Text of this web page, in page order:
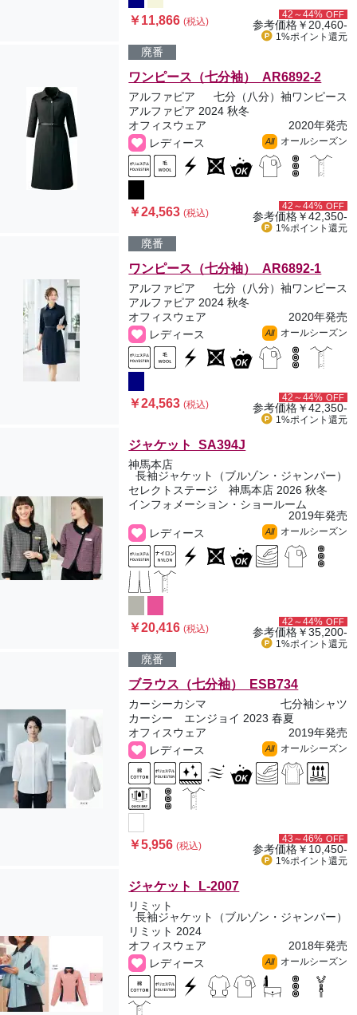
￥11,866(税込)
42～44% OFF
参考価格￥20,460-
1%ポイント 還元
廃番
ワンピース（七分袖） AR6892-2
アルファピア
七分（八分）袖ワンピース
アルファピア 2024 秋冬
オフィスウェア
2020年発売
レディース
All オールシーズン
￥24,563(税込)
42～44% OFF
参考価格￥42,350-
1%ポイント 還元
廃番
ワンピース（七分袖） AR6892-1
アルファピア
七分（八分）袖ワンピース
アルファピア 2024 秋冬
オフィスウェア
2020年発売
レディース
All オールシーズン
￥24,563(税込)
42～44% OFF
参考価格￥42,350-
1%ポイント 還元
ジャケット SA394J
神馬本店
長袖ジャケット（ブルゾン・ジャンパー）
セレクトステージ 神馬本店 2026 秋冬
インフォメーション・ショールーム
2019年発売
レディース
All オールシーズン
￥20,416(税込)
42～44% OFF
参考価格￥35,200-
1%ポイント 還元
廃番
ブラウス（七分袖） ESB734
カーシーカシマ
七分袖シャツ
カーシー エンジョイ 2023 春夏
オフィスウェア
2019年発売
レディース
All オールシーズン
￥5,956(税込)
43～46% OFF
参考価格￥10,450-
1%ポイント 還元
ジャケット L-2007
リミット
長袖ジャケット（ブルゾン・ジャンパー）
リミット 2024
オフィスウェア
2018年発売
レディース
All オールシーズン